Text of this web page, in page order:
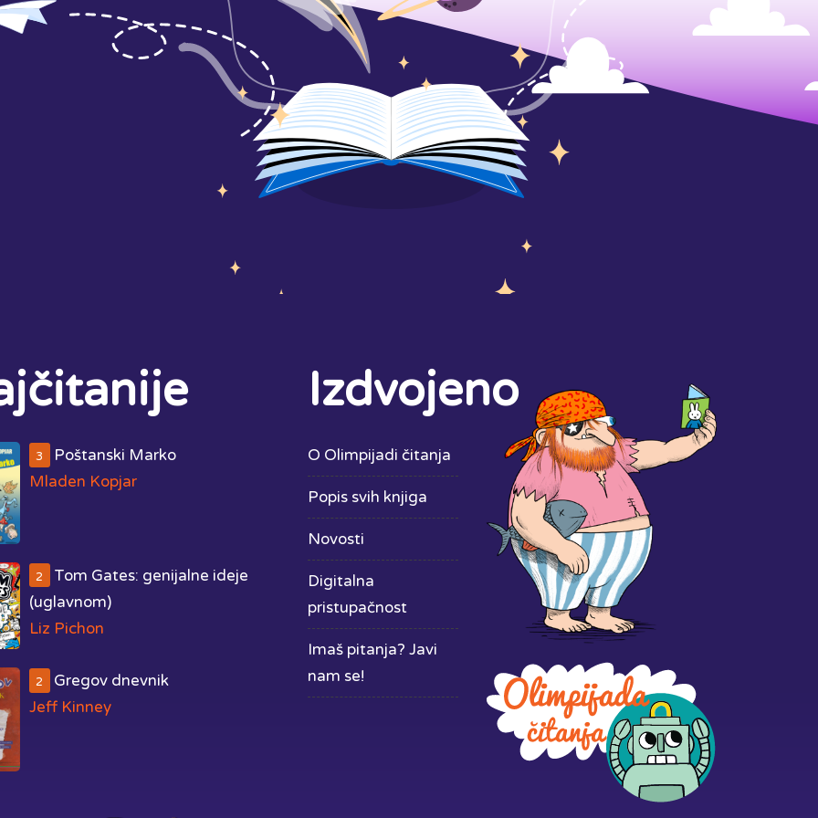
3
Poštanski Marko
Mladen Kopjar
2
Tom Gates: genijalne ideje
(uglavnom)
Liz Pichon
2
Gregov dnevnik
Jeff Kinney
Izdvojeno
O Olimpijadi čitanja
Popis svih knjiga
Novosti
Digitalna
pristupačnost
Imaš pitanja? Javi
nam se!